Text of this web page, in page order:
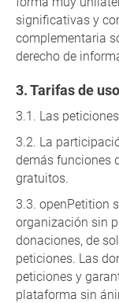
significativas y
complementaria
derecho de
Tarifas de
Las
La
demás funciones
gratuitos.
openPetition
organización sin
donaciones, de
peticiones. Las
peticiones y
plataforma sin